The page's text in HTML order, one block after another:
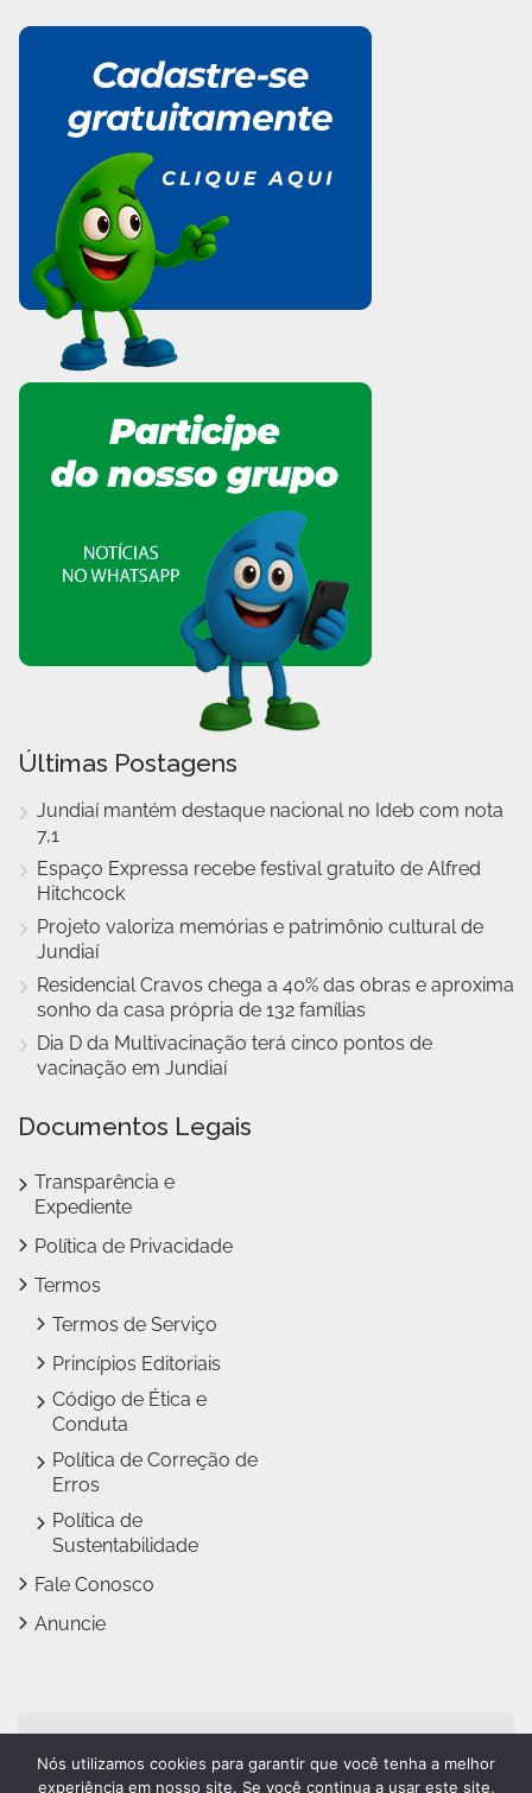
Últimas Postagens
Jundiaí mantém destaque nacional no Ideb com nota
7,1
Espaço Expressa recebe festival gratuito de Alfred
Hitchcock
Projeto valoriza memórias e patrimônio cultural de
Jundiaí
Residencial Cravos chega a 40% das obras e aproxima
sonho da casa própria de 132 famílias
Dia D da Multivacinação terá cinco pontos de
vacinação em Jundiaí
Documentos Legais
Transparência e
Expediente
Política de Privacidade
Termos
Termos de Serviço
Princípios Editoriais
Código de Ética e
Conduta
Política de Correção de
Erros
Política de
Sustentabilidade
Fale Conosco
Anuncie
Jundiaí Notícias faz parte
doGrupo Novo Dia
Nós utilizamos cookies para garantir que você tenha a melhor
experiência em nosso site. Se você continua a usar este site,